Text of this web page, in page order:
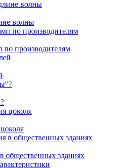
волны
по производителям
общественных зданиях